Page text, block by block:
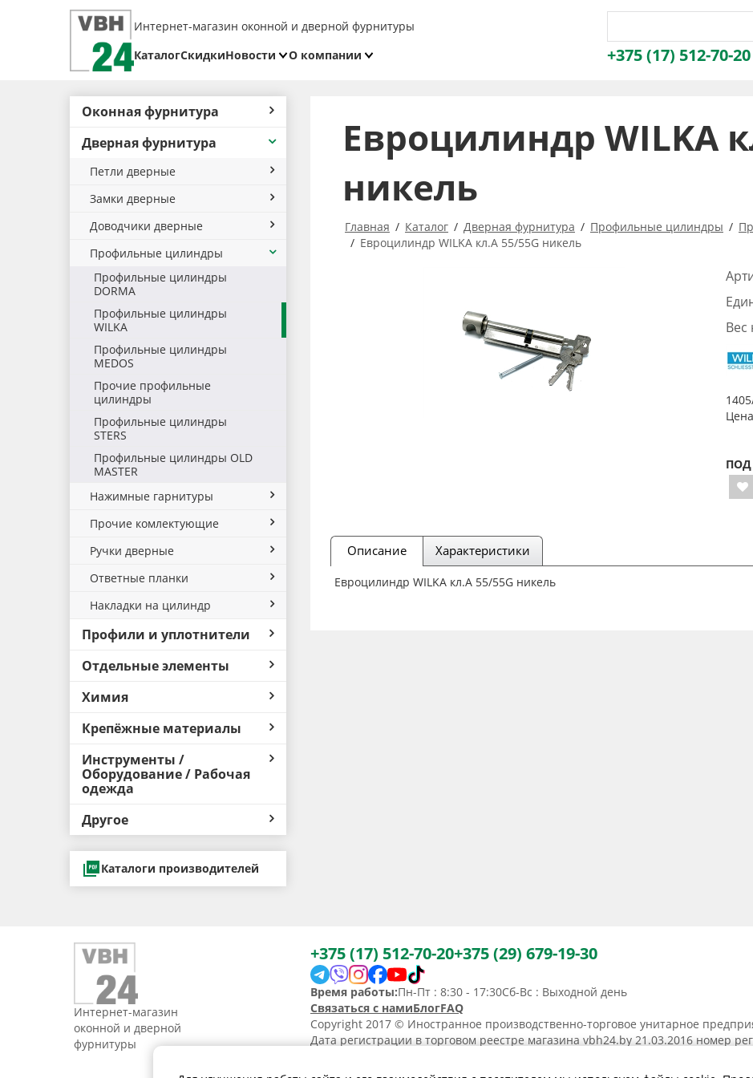
Интернет-магазин оконной и дверной фурнитуры
КаталогСкидкиНовости
О компании
+375 (17) 512-70-20
Оконная фурнитура
Дверная фурнитура
Петли дверные
Замки дверные
Доводчики дверные
Профильные цилиндры
Профильные цилиндры
DORMA
Профильные цилиндры
WILKA
Профильные цилиндры
MEDOS
Прочие профильные
цилиндры
Профильные цилиндры
STERS
Профильные цилиндры OLD
MASTER
Нажимные гарнитуры
Прочие комлектующие
Ручки дверные
Ответные планки
Накладки на цилиндр
Профили и уплотнители
Отдельные элементы
Химия
Крепёжные материалы
Инструменты /
Оборудование / Рабочая
одежда
Другое
Каталоги производителей
Евроцилиндр WILKA
никель
Главная Каталог Дверная фурнитура Профильные цилиндры
Евроцилиндр WILKA кл.А 55/55G никель
Вес
ПОД
Описание Характеристики
Евроцилиндр WILKA кл.А 55/55G никель
Интернет-магазин
оконной и дверной
фурнитуры
+375 (17) 512-70-20+375 (29) 679-19-30
Время работы:Пн-Пт : 8:30 - 17:30Сб-Вс : Выходной день
Связаться с намиБлогFAQ
Copyright 2017 © Иностранное производственно-торговое унитарное
Дата регистрации в торговом реестре магазина vbh24.by 21.03.2016 номер
Свидетельство о регистрации N190736367 от 11.02.2014.